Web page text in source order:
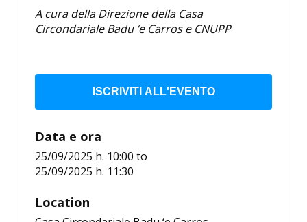
A cura della Direzione della Casa
Circondariale Badu ‘e Carros e CNUPP
ISCRIVITI ALL'EVENTO
Data e ora
25/09/2025 h. 10:00 to
25/09/2025 h. 11:30
Location